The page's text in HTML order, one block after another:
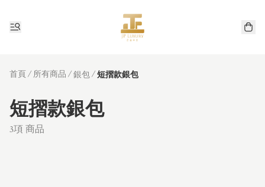
首頁/ 所有商品 /銀包/短摺款銀包
短摺款銀包
3項 商品